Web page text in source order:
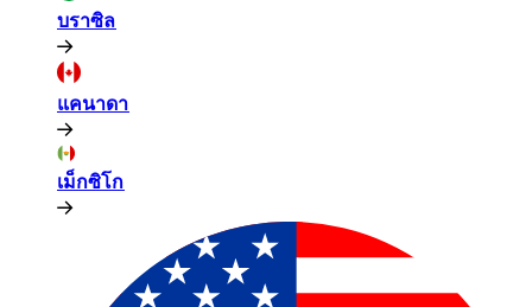
บราซิล​​
แคนาดา​​
เม็กซิโก​​